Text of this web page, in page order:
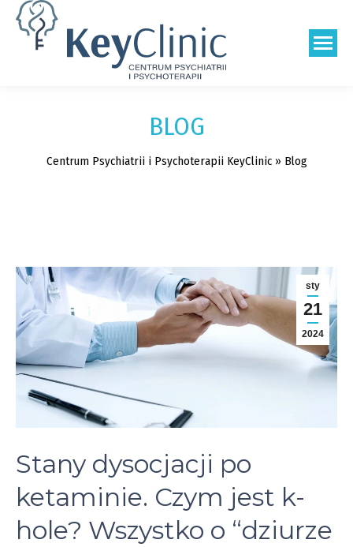
Szukaj:
BLOG
Centrum Psychiatrii i Psychoterapii KeyClinic» Blog
sty
21
2024
Stany dysocjacji po
ketaminie. Czym jest k-
hole? Wszystko o “dziurze